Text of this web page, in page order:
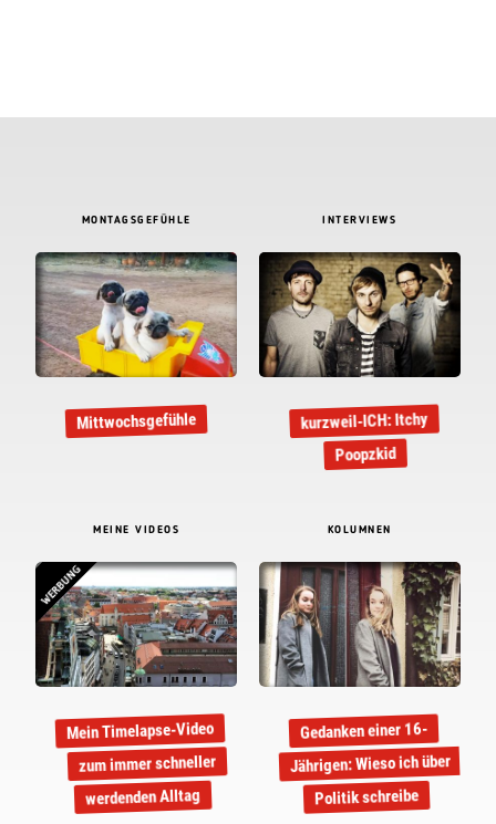
MONTAGSGEFÜHLE
Mittwochsgefühle
INTERVIEWS
kurzweil-ICH: Itchy
Poopzkid
MEINE VIDEOS
WERBUNG
Mein Timelapse-Video
zum immer schneller
werdenden Alltag
KOLUMNEN
Gedanken einer 16-
Jährigen: Wieso ich über
Politik schreibe